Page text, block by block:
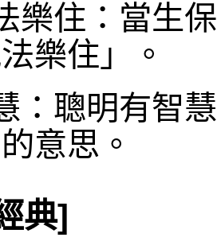
樂住：當生
法樂住」。
：聰明有智
意思。
典]